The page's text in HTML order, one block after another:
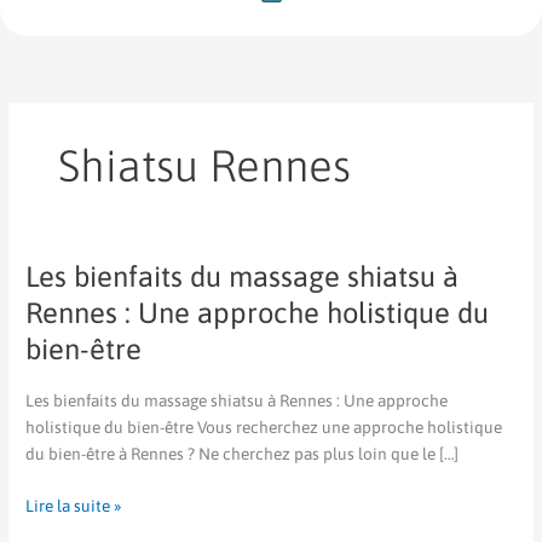
Shiatsu Rennes
Les bienfaits du massage shiatsu à
Rennes : Une approche holistique du
bien-être
Les bienfaits du massage shiatsu à Rennes : Une approche
holistique du bien-être Vous recherchez une approche holistique
du bien-être à Rennes ? Ne cherchez pas plus loin que le […]
Les
du
massage
à
Rennes
:
approche
Lire la suite »